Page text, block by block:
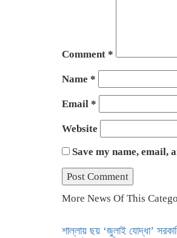
Comment *
Name *
Email *
Website
Save my name, email,
More News Of This
শাল্লায় ছয় ‘জুলাই যোদ্ধা’